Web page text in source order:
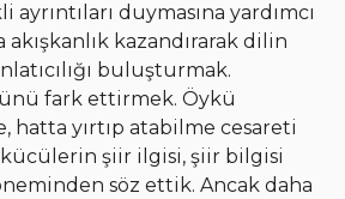
duymasına yardımcı
akışkanlık kazandırarak dilin
buluşturmak.
fark ettirmek. Öykü
hatta yırtıp atabilme cesareti
şiir ilgisi, şiir bilgisi
söz ettik. Ancak daha